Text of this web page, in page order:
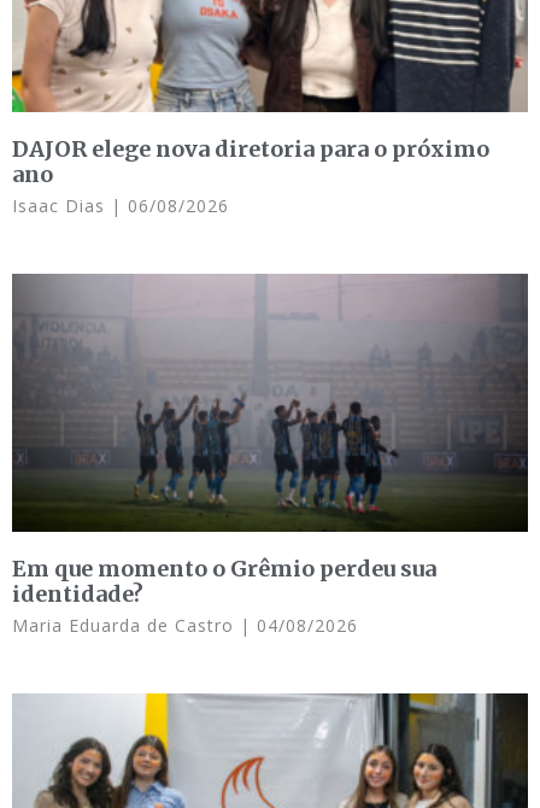
DAJOR elege nova diretoria para o próximo
ano
Isaac Dias 06/08/2026
Em que momento o Grêmio perdeu sua
identidade?
Maria Eduarda de Castro 04/08/2026